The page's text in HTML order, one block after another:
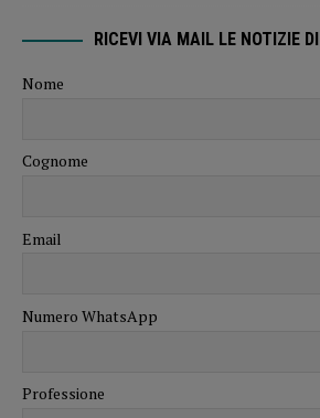
RICEVI VIA MAIL LE NOTIZIE
Nome
Cognome
Email
Numero WhatsApp
Professione